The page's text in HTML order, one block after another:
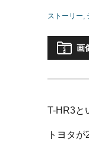
ストーリー
画
T-HR3と
トヨタ